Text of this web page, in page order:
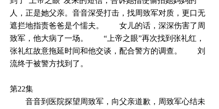
人，正是她父亲。音音深受打击，找周致军对质，更口无
遮拦地指责爸爸是个懦夫。 女儿的话，深深伤害了周
致军，他大病了一场。 “上帝之眼”再次找到张礼红，
张礼红故意拖延时间和他交谈，配合警方的调查。 刘
流终于被警方找到了。
第22集
音音到医院探望周致军，向父亲道歉，周致军心结未